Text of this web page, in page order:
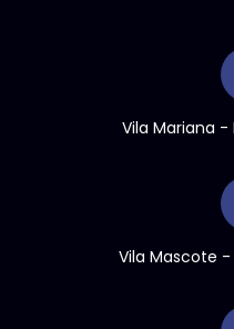
Vila Mariana -
Vila Mascote -